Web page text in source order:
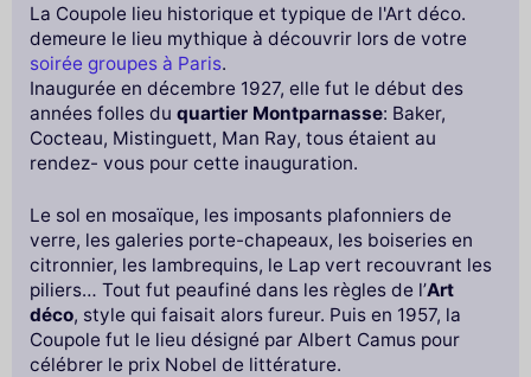
La Coupole lieu historique et typique de l'Art déco.
demeure le lieu mythique à découvrir lors de votre
soirée groupes à Paris.
Inaugurée en décembre 1927, elle fut le début des
années folles du quartier Montparnasse: Baker,
Cocteau, Mistinguett, Man Ray, tous étaient au
rendez- vous pour cette inauguration.
Le sol en mosaïque, les imposants plafonniers de
verre, les galeries porte-chapeaux, les boiseries en
citronnier, les lambrequins, le Lap vert recouvrant les
piliers… Tout fut peaufiné dans les règles de l’Art
déco, style qui faisait alors fureur. Puis en 1957, la
Coupole fut le lieu désigné par Albert Camus pour
célébrer le prix Nobel de littérature.